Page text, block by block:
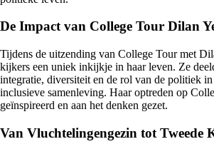
De Impact van College Tour Dilan
Tijdens de uitzending van College Tour met
kijkers een uniek inkijkje in haar leven. Ze
integratie, diversiteit en de rol van de politiek in
inclusieve samenleving. Haar optreden op
geïnspireerd en aan het denken gezet.
Van Vluchtelingengezin tot Tweede